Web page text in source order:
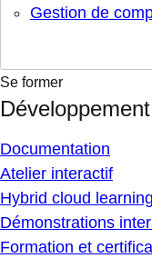
Gestion de
Se former
Documentation
Atelier interactif
Hybrid cloud
Démonstrations
Formation et